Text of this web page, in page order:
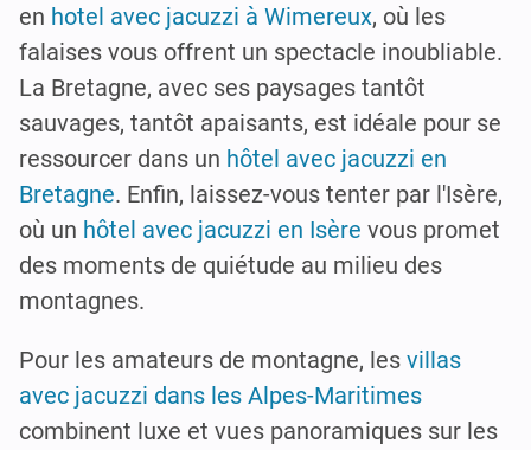
en hotel avec jacuzzi à Wimereux, où les
falaises vous offrent un spectacle inoubliable.
La Bretagne, avec ses paysages tantôt
sauvages, tantôt apaisants, est idéale pour se
ressourcer dans un hôtel avec jacuzzi en
Bretagne. Enfin, laissez-vous tenter par l'Isère,
où un hôtel avec jacuzzi en Isère vous promet
des moments de quiétude au milieu des
montagnes.
Pour les amateurs de montagne, les villas
avec jacuzzi dans les Alpes-Maritimes
combinent luxe et vues panoramiques sur les